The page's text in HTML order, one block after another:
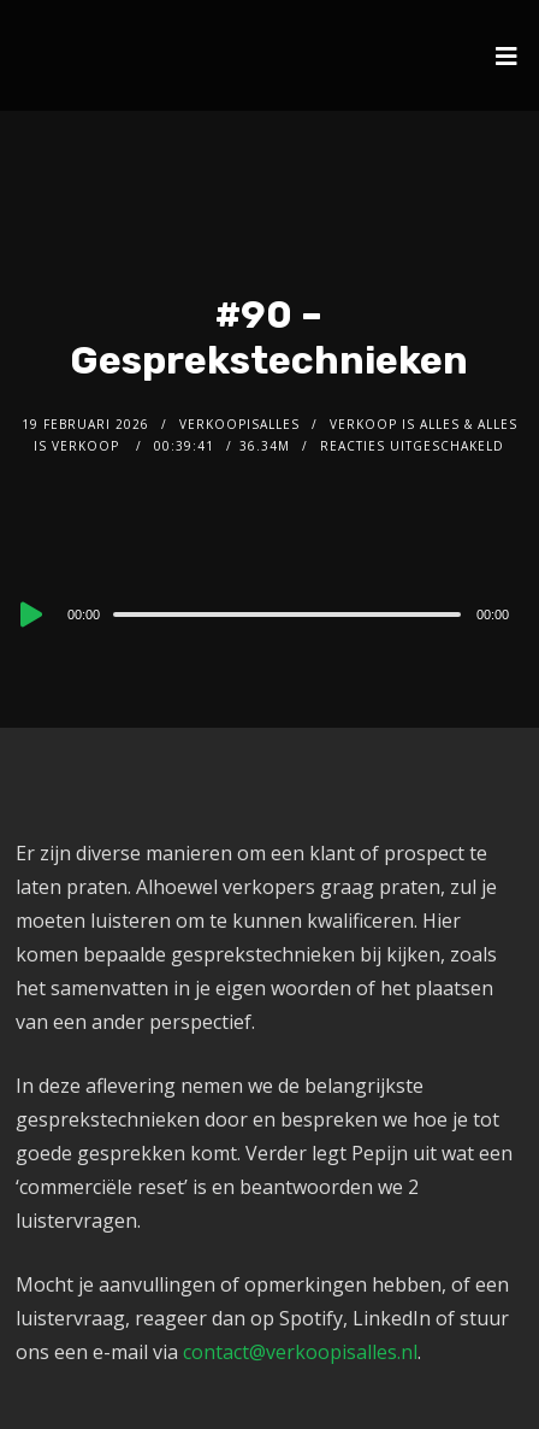
#90 –
Gesprekstechnieken
19 FEBRUARI 2026 VERKOOPISALLES
VERKOOP IS ALLES & ALLES
IS VERKOOP
00:39:41 36.34M REACTIES UITGESCHAKELD
Audio
00:00 00:00
Er zijn diverse manieren om een klant of prospect te
laten praten. Alhoewel verkopers graag praten, zul je
moeten luisteren om te kunnen kwalificeren. Hier
komen bepaalde gesprekstechnieken bij kijken, zoals
het samenvatten in je eigen woorden of het plaatsen
van een ander perspectief.
In deze aflevering nemen we de belangrijkste
gesprekstechnieken door en bespreken we hoe je tot
goede gesprekken komt. Verder legt Pepijn uit wat een
‘commerciële reset’ is en beantwoorden we 2
luistervragen.
Mocht je aanvullingen of opmerkingen hebben, of een
luistervraag, reageer dan op Spotify, LinkedIn of stuur
ons een e-mail viacontact@verkoopisalles.nl.